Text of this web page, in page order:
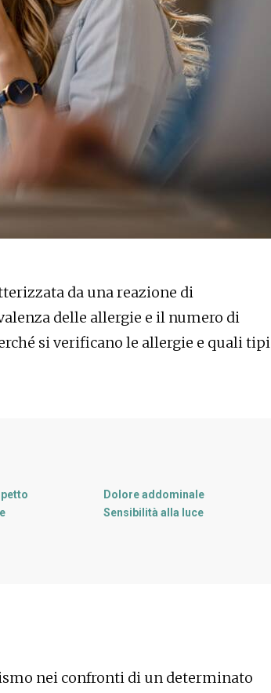
da una reazione di
delle allergie e il numero di
si verificano le allergie e quali tipi
Dolore addominale
Sensibilità alla luce
cardiaca
Aumento della produzione
nei confronti di un determinato